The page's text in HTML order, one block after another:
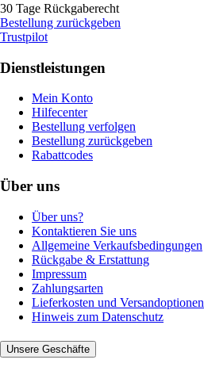
30 Tage Rückgaberecht
Bestellung zurückgeben
Trustpilot
Dienstleistungen
Mein Konto
Hilfecenter
Bestellung verfolgen
Bestellung zurückgeben
Rabattcodes
Über uns
Über uns?
Kontaktieren Sie uns
Allgemeine Verkaufsbedingungen
Rückgabe & Erstattung
Impressum
Zahlungsarten
Lieferkosten und Versandoptionen
Hinweis zum Datenschutz
Unsere Geschäfte